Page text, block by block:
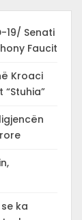
19/ Senati
Faucit
Kroaci
ka